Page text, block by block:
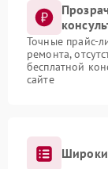
Точные прайс-
ремонта,
бесплатной
сайте